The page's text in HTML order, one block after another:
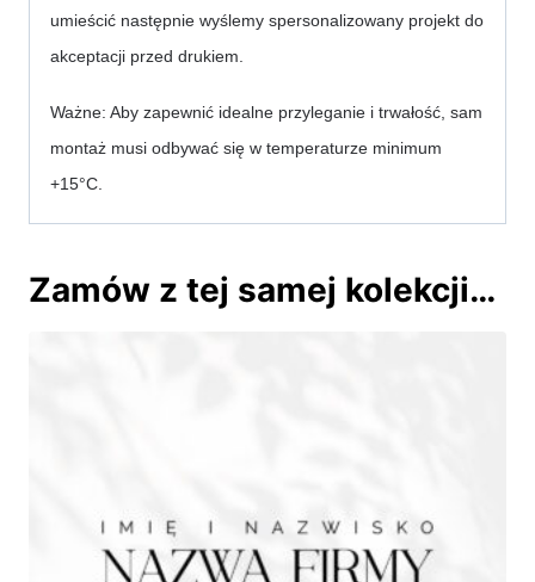
umieścić następnie wyślemy spersonalizowany projekt do
akceptacji przed drukiem.
Ważne: Aby zapewnić idealne przyleganie i trwałość, sam
montaż musi odbywać się w temperaturze minimum
+15°C.
Zamów z tej samej kolekcji…